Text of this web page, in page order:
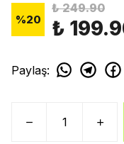
%20
₺ 249.90
₺
Paylaş: